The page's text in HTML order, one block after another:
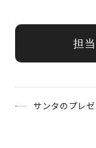
担
サンタのプレ